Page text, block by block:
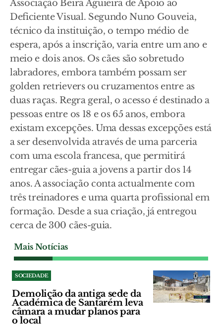
Associação Beira Aguieira de Apoio ao
Deficiente Visual. Segundo Nuno Gouveia,
técnico da instituição, o tempo médio de
espera, após a inscrição, varia entre um ano e
meio e dois anos. Os cães são sobretudo
labradores, embora também possam ser
golden retrievers ou cruzamentos entre as
duas raças. Regra geral, o acesso é destinado a
pessoas entre os 18 e os 65 anos, embora
existam excepções. Uma dessas excepções está
a ser desenvolvida através de uma parceria
com uma escola francesa, que permitirá
entregar cães-guia a jovens a partir dos 14
anos. A associação conta actualmente com
três treinadores e uma quarta profissional em
formação. Desde a sua criação, já entregou
cerca de 300 cães-guia.
Mais Notícias
SOCIEDADE
Demolição da antiga sede da
Académica de Santarém leva
câmara a mudar planos para
o local